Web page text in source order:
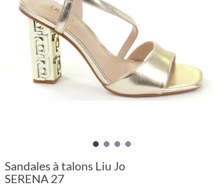
Enregistrer
Mon
panier
Glispe
Femme
Sandales à talons Liu Jo
SERENA 27